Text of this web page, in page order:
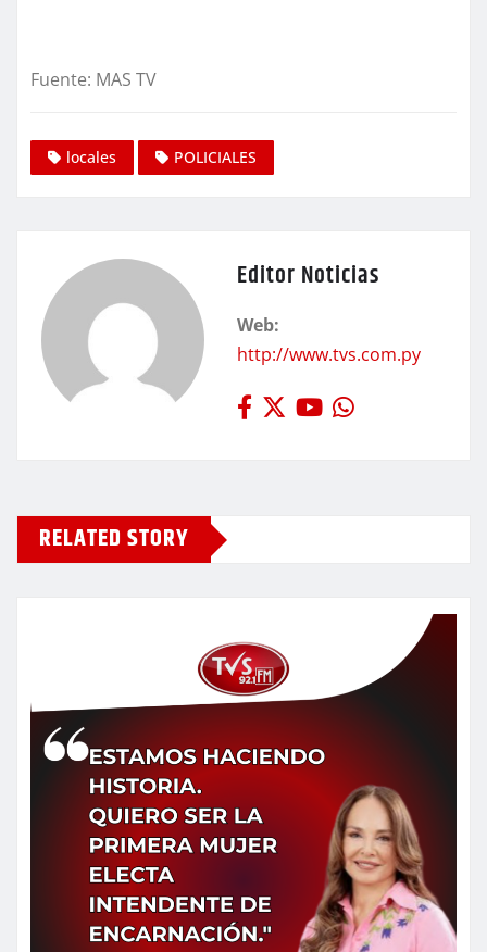
Fuente: MAS TV
locales POLICIALES
Editor Noticias
Web:
http://www.tvs.com.py
RELATED STORY